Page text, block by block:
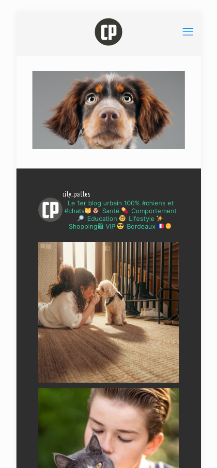
city_pattes
Le 1er blog urbain 100% #chiens et
#chats
Santé
Comportement
Education
Lifestyle
Shopping🛍 VIP
Bordeaux